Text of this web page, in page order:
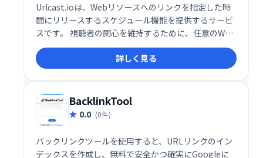
Urlcast.ioは、Webリソースへのリンクを指定した時
間にリリースするスケジュール機能を提供するサービ
スです。 視聴者の関心を維持するために、任意のWeb
ページへのリンクを共有し、特定のタイミングで公開
できます。 コンテンツの配信を最適化し、効果的な情
報発信を実現します。
詳しく見る
BacklinkTool
0.0 (0件)
バックリンクツールを使用すると、URLリンクのイン
デックスを作成し、無料で安全かつ確実にGoogleに